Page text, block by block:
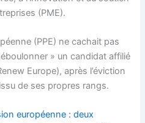
(PME).
(PPE) ne cachait pas
» un candidat affilié
Europe), après l’éviction
de ses propres rangs.
européenne : deux